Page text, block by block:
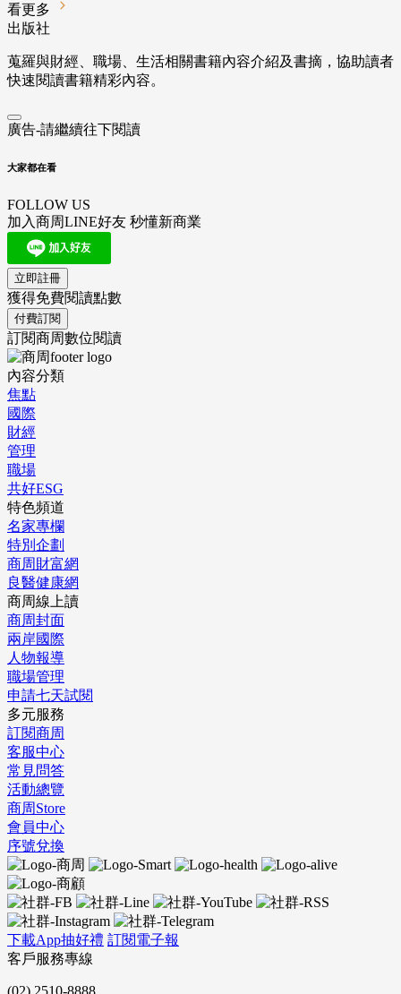
看更多
出版社
蒐羅與財經、職場、生活相關書籍內容介紹及書摘，協助讀者
快速閱讀書籍精彩內容。
廣告-請繼續往下閱讀
大家都在看
FOLLOW US
加入商周LINE好友 秒懂新商業
立即註冊
獲得免費閱讀點數
付費訂閱
訂閱商周數位閱讀
內容分類
焦點
國際
財經
管理
職場
共好ESG
特色頻道
名家專欄
特別企劃
商周財富網
良醫健康網
商周線上讀
商周封面
兩岸國際
人物報導
職場管理
申請七天試閱
多元服務
訂閱商周
客服中心
常見問答
活動總覽
商周Store
會員中心
序號兌換
下載App抽好禮 訂閱電子報
客戶服務專線
(02) 2510-8888